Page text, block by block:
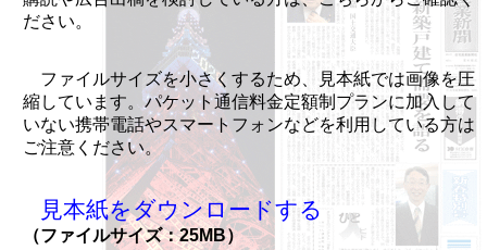
ださい。
ファイルサイズを小さくするため、見本紙では画像を圧
縮しています。パケット通信料金定額制プランに加入して
いない携帯電話やスマートフォンなどを利用している方は
ご注意ください。
見本紙をダウンロードする
（ファイルサイズ：25MB）